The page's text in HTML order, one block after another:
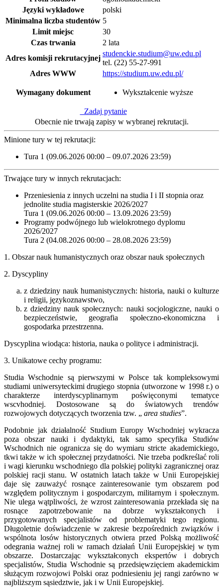
Języki wykładowe
polski
Minimalna liczba studentów 5
Limit miejsc
30
Czas trwania
2 lata
Adres komisji rekrutacyjnej
studenckie.studium@uw.edu.pl
tel. (22) 55-27-991
Adres WWW
https://studium.uw.edu.pl/
Wymagany dokument Wykształcenie wyższe
Zadaj pytanie
Obecnie nie trwają zapisy w wybranej rekrutacji.
Minione tury w tej rekrutacji:
Tura 1 (09.06.2026 00:00 – 09.07.2026 23:59)
Trwające tury w innych rekrutacjach:
Przeniesienia z innych uczelni na studia I i II stopnia oraz
jednolite studia magisterskie 2026/2027
Tura 1 (09.06.2026 00:00 – 13.09.2026 23:59)
Programy podwójnego lub wielokrotnego dyplomu
2026/2027
Tura 2 (04.08.2026 00:00 – 28.08.2026 23:59)
1. Obszar nauk humanistycznych oraz obszar nauk społecznych
2. Dyscypliny
z dziedziny nauk humanistycznych: historia, nauki o kulturze
i religii, językoznawstwo,
z dziedziny nauk społecznych: nauki socjologiczne, nauki o
bezpieczeństwie, geografia społeczno-ekonomiczna i
gospodarka przestrzenna.
Dyscyplina wiodąca: historia, nauka o polityce i administracji.
3. Unikatowe cechy programu:
Studia Wschodnie są pierwszymi w Polsce tak kompleksowymi
studiami uniwersyteckimi drugiego stopnia (utworzone w 1998 r.) o
charakterze interdyscyplinarnym poświęconymi tematyce
wscvhodniej. Dostosowane są do światowych trendów
rozwojowych dotyczących tworzenia tzw. „ area studies”.
Podobnie jak działalność Studium Europy Wschodniej wykracza
poza obszar nauki i dydaktyki, tak samo specyfika Studiów
Wschodnich nie ogranicza się do wymiaru stricte akademickiego,
tkwi także w ich społecznej przydatności. Nie trzeba podkreślać roli
i wagi kierunku wschodniego dla polskiej polityki zagranicznej oraz
polskiej racji stanu. W ostatnich latach także w Unii Europejskiej
daje się zauważyć rosnące zainteresowanie tym obszarem pod
względem politycznym i gospodarczym, militarnym i społecznym.
Nie ulega wątpliwości, że wzrost zainteresowania przekłada się na
rosnące zapotrzebowanie na dobrze wykształconych i
przygotowanych specjalistów od problematyki tego regionu.
Długoletnie doświadczenie w zakresie bezpośrednich związków i
wspólnota losów historycznych otwiera przed Polską możliwość
odegrania ważnej roli w ramach działań Unii Europejskiej w tym
obszarze. Dostarczając wykształconych ekspertów i dobrych
specjalistów, Studia Wschodnie są przedsięwzięciem akademickim
służącym rozwojowi Polski oraz podniesieniu jej rangi zarówno w
najbliższym sąsiedztwie, jak i w Unii Europejskiej.